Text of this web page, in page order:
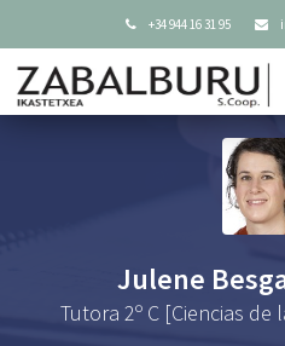
 +34 944 16 31 95 
Julene
Tutora 2º C [Ciencias